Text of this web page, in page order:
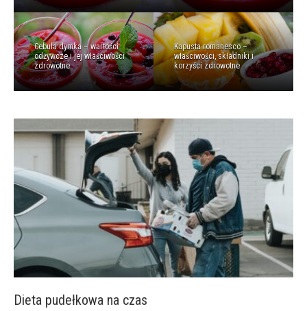
Cebula dymka – wartości
odżywcze i jej właściwości
zdrowotne
Kapusta romanesco –
właściwości, składniki i
korzyści zdrowotne
Dieta pudełkowa na czas